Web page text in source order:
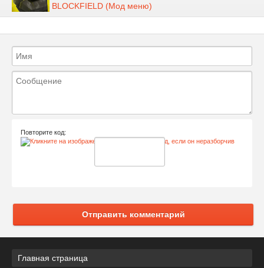
BLOCKFIELD (Мод меню)
Повторите код:
Отправить комментарий
Главная страница